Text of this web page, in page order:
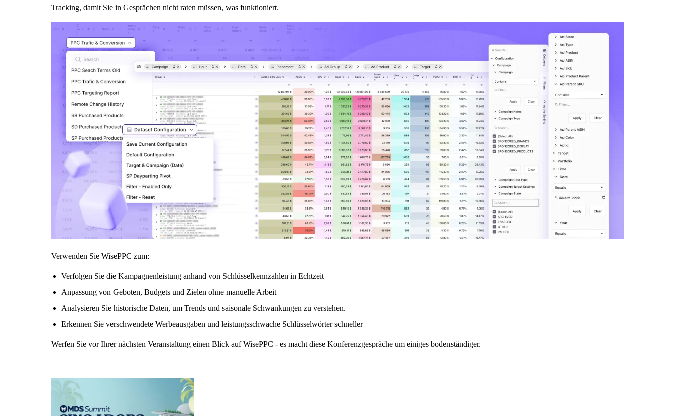
Tracking, damit Sie in Gesprächen nicht raten müssen, was funktioniert.
Verwenden Sie WisePPC zum:
Verfolgen Sie die Kampagnenleistung anhand von Schlüsselkennzahlen in Echtzeit
Anpassung von Geboten, Budgets und Zielen ohne manuelle Arbeit
Analysieren Sie historische Daten, um Trends und saisonale Schwankungen zu verstehen.
Erkennen Sie verschwendete Werbeausgaben und leistungsschwache Schlüsselwörter schneller
Werfen Sie vor Ihrer nächsten Veranstaltung einen Blick auf WisePPC - es macht diese Konferenzgespräche um einiges bodenständiger.